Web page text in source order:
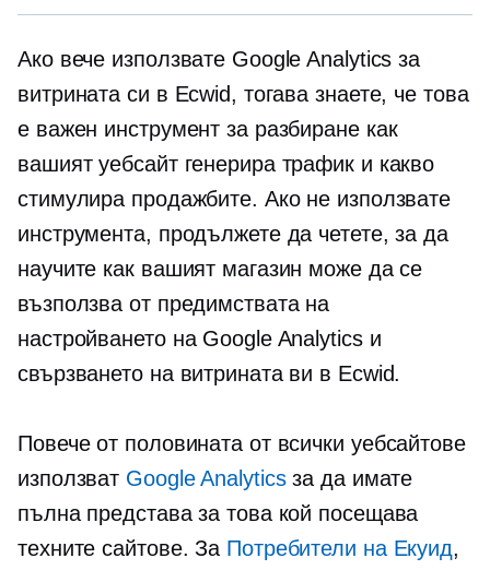
Ако вече използвате Google Analytics за
витрината си в Ecwid, тогава знаете, че това
е важен инструмент за разбиране как
вашият уебсайт генерира трафик и какво
стимулира продажбите. Ако не използвате
инструмента, продължете да четете, за да
научите как вашият магазин може да се
възползва от предимствата на
настройването на Google Analytics и
свързването на витрината ви в Ecwid.
Повече от половината от всички уебсайтове
използват Google Analyticsза да имате
пълна представа за това кой посещава
техните сайтове. За Потребители на Екуид,